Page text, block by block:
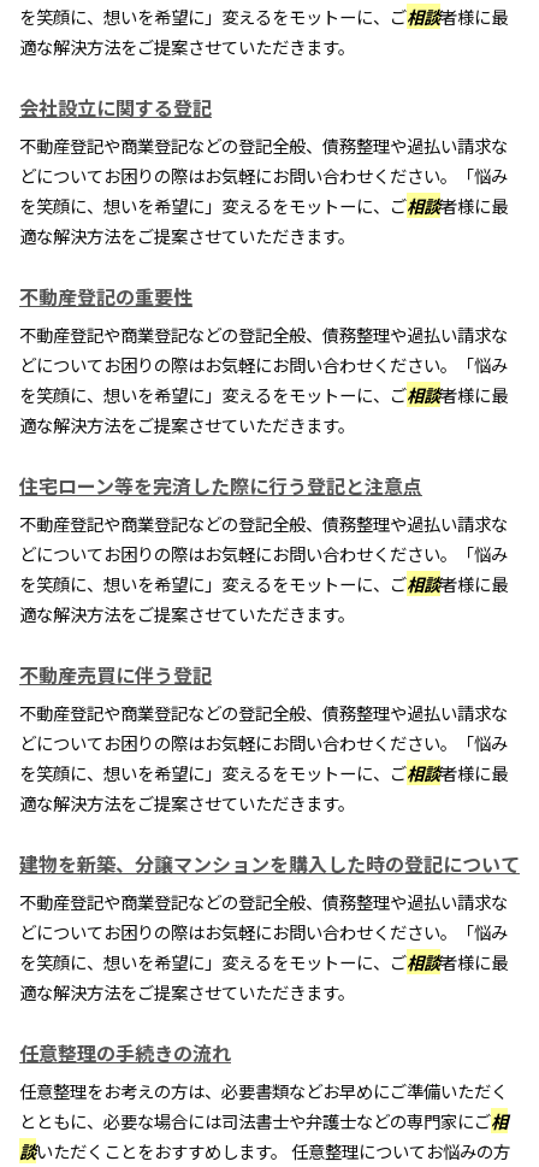
を笑顔に、想いを希望に」変えるをモットーに、ご相談者様に最
適な解決方法をご提案させていただきます。
会社設立に関する登記
不動産登記や商業登記などの登記全般、債務整理や過払い請求な
どについてお困りの際はお気軽にお問い合わせください。「悩み
を笑顔に、想いを希望に」変えるをモットーに、ご相談者様に最
適な解決方法をご提案させていただきます。
不動産登記の重要性
不動産登記や商業登記などの登記全般、債務整理や過払い請求な
どについてお困りの際はお気軽にお問い合わせください。「悩み
を笑顔に、想いを希望に」変えるをモットーに、ご相談者様に最
適な解決方法をご提案させていただきます。
住宅ローン等を完済した際に行う登記と注意点
不動産登記や商業登記などの登記全般、債務整理や過払い請求な
どについてお困りの際はお気軽にお問い合わせください。「悩み
を笑顔に、想いを希望に」変えるをモットーに、ご相談者様に最
適な解決方法をご提案させていただきます。
不動産売買に伴う登記
不動産登記や商業登記などの登記全般、債務整理や過払い請求な
どについてお困りの際はお気軽にお問い合わせください。「悩み
を笑顔に、想いを希望に」変えるをモットーに、ご相談者様に最
適な解決方法をご提案させていただきます。
建物を新築、分譲マンションを購入した時の登記について
不動産登記や商業登記などの登記全般、債務整理や過払い請求な
どについてお困りの際はお気軽にお問い合わせください。「悩み
を笑顔に、想いを希望に」変えるをモットーに、ご相談者様に最
適な解決方法をご提案させていただきます。
任意整理の手続きの流れ
任意整理をお考えの方は、必要書類などお早めにご準備いただく
とともに、必要な場合には司法書士や弁護士などの専門家にご相
談いただくことをおすすめします。 任意整理についてお悩みの方